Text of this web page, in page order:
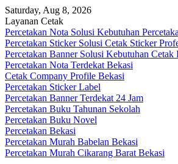
Skip
to
content
Saturday, Aug 8, 2026
Layanan Cetak
Percetakan Nota Solusi Kebutuhan
Percetakan Sticker Solusi Cetak Sticker
Percetakan Banner Solusi Kebutuhan Cetak
Percetakan Nota Terdekat Bekasi
Cetak Company Profile Bekasi
Percetakan Sticker Label
Percetakan Banner Terdekat 24 Jam
Percetakan Buku Tahunan Sekolah
Percetakan Buku Novel
Percetakan Bekasi
Percetakan Murah Babelan Bekasi
Percetakan Murah Cikarang Barat Bekasi